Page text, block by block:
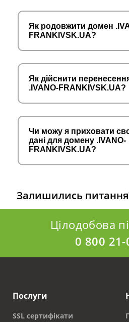
Як родовжити домен
FRANKIVSK.UA?
Як дійснити
.IVANO-FRANKIVSK.UA?
Чи можу я приховати
дані для домену .IVANO-
FRANKIVSK.UA?
Залишились
Цілодобова
0 800 21-
Послуги
SSL сертифікати